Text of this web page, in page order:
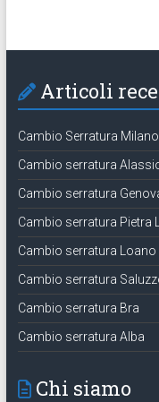
Articoli
Cambio Serratura Milano
Cambio serratura
Cambio serratura
Cambio serratura Pietra
Cambio serratura Loano
Cambio serratura
Cambio serratura Bra
Cambio serratura Alba
Chi siamo